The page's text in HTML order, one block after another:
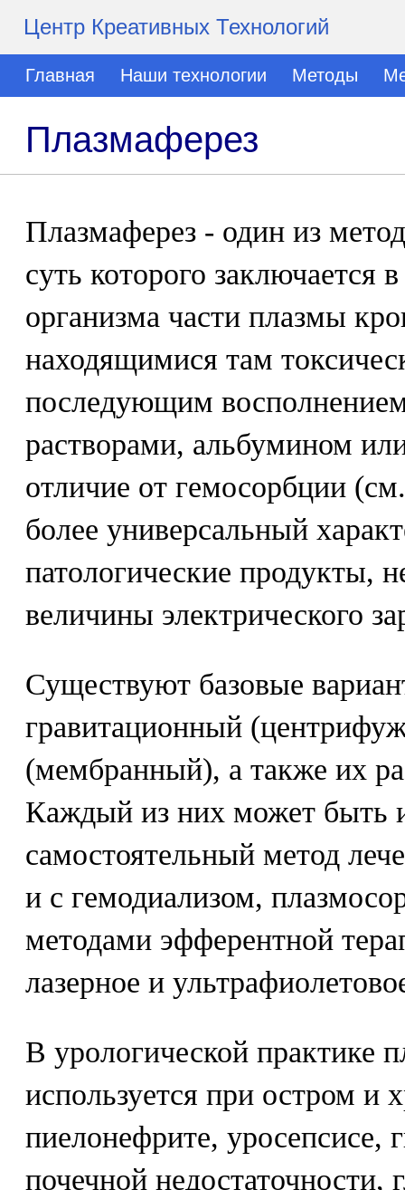
Центр Креативных Технологий
Главная Наши технологии Методы
Плазмаферез
Плазмаферез - один из
суть которого заключается
организма части плазмы
находящимися там
последующим
растворами, альбумином
отличие от гемосорбции
более универсальный
патологические продукты,
величины электрического
Существуют базовые
гравитационный
(мембранный), а также их
Каждый из них может быть
самостоятельный метод
и с гемодиализом,
методами эфферентной
лазерное и
В урологической практике
используется при остром и
пиелонефрите, уросепсисе,
почечной недостаточности,